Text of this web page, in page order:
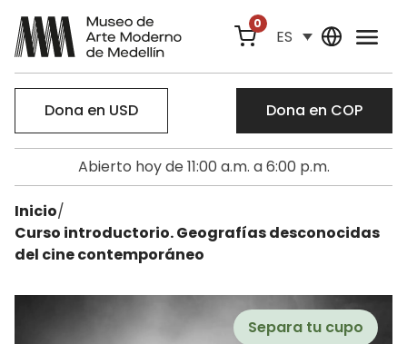
0
ES
Dona en USD Dona en COP
Abierto hoy de 11:00 a.m. a 6:00 p.m.
Inicio/
Curso introductorio. Geografías desconocidas
del cine contemporáneo
Separa tu cupo